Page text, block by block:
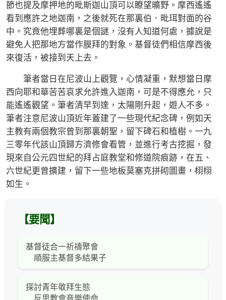
節也提及摩押地的毗斯迦山頂可以瞭望曠野。摩西遙遙
看到應許之地迦南，之後就死在那裏伯．毗珥對面的谷
中。究竟他埋葬哪裏是個謎，沒有人知道何處，據說是
避免人把那地方當作膜拜的對象。基督徒們相信摩西後
來復活，被接到天上去。
筆者當日在尼波山上觀覽，心情凝重，默想當日摩
西向耶和華苦苦哀求允許進入迦南，可是不得應允，只
能遙遙觀望。筆者清早到達，太陽剛升起，遊人不多。
筆者注意尼波山頂近年蓋建了一些現代紀念碑，例如天
主教有兩個教宗曾到那裏朝聖，留下碑石和植樹。一九
三零年代該山頂歸方濟修會看管，並進行考古挖掘，發
現來自公元四世紀的拜占庭教堂和修道院痕跡，在五、
六世紀更曾擴建，留下一些地板莫塞克拼砌圖畫，栩栩
如生。
【要聞】
基督徒合一祈禱聚會
順服主基督多結果子
探討青年敬拜生態